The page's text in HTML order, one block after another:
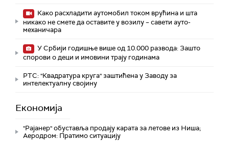
Како расхладити аутомобил током врућина и шта
никако не смете да оставите у возилу – савети ауто-
механичара
У Србији годишње више од 10.000 развода: Зашто
спорови о деци и имовини трају годинама
РТС: "Квадратура круга" заштићена у Заводу за
интелектуалну својину
Економија
"Рајанер" обуставља продају карата за летове из Ниша;
Аеродром: Пратимо ситуацију